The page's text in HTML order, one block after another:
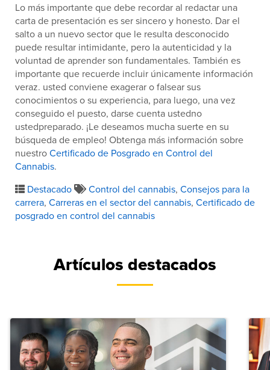
Lo más importante que debe recordar al redactar una
carta de presentación es ser sincero y honesto. Dar el
salto a un nuevo sector que le resulta desconocido
puede resultar intimidante, pero la autenticidad y la
voluntad de aprender son fundamentales. También es
importante que recuerde incluir únicamente información
veraz. usted conviene exagerar o falsear sus
conocimientos o su experiencia, para luego, una vez
conseguido el puesto, darse cuenta ustedno
ustedpreparado. ¡Le deseamos mucha suerte en su
búsqueda de empleo! Obtenga más información sobre
nuestroCertificado de Posgrado en Control del
Cannabis.
Destacado
Control del cannabis, Consejos para la
carrera, Carreras en el sector del cannabis, Certificado de
posgrado en control del cannabis
Artículos destacados